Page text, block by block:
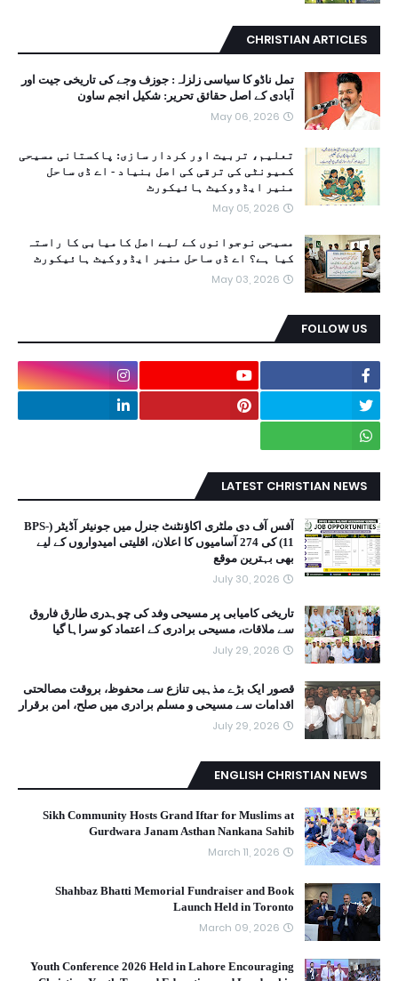
CHRISTIAN ARTICLES
تمل ناڈو کا سیاسی زلزلہ: جوزف وجے کی تاریخی جیت اور
آبادی کے اصل حقائق تحریر: شکیل انجم ساون
May 06, 2026
تعلیم، تربیت اور کردار سازی: پاکستانی مسیحی
کمیونٹی کی ترقی کی اصل بنیاد - اے ڈی ساحل
منیر ایڈووکیٹ ہائیکورٹ
May 05, 2026
مسیحی نوجوانوں کے لیے اصل کامیابی کا راستہ
کیا ہے؟ اے ڈی ساحل منیر ایڈووکیٹ ہائیکورٹ
May 03, 2026
FOLLOW US
LATEST CHRISTIAN NEWS
آفس آف دی ملٹری اکاؤنٹنٹ جنرل میں جونیئر آڈیٹر (BPS-
11) کی 274 آسامیوں کا اعلان، اقلیتی امیدواروں کے لیے
بھی بہترین موقع
July 30, 2026
تاریخی کامیابی پر مسیحی وفد کی چوہدری طارق فاروق
سے ملاقات، مسیحی برادری کے اعتماد کو سراہا گیا
July 29, 2026
قصور ایک بڑے مذہبی تنازع سے محفوظ، بروقت مصالحتی
اقدامات سے مسیحی و مسلم برادری میں صلح، امن برقرار
July 29, 2026
ENGLISH CHRISTIAN NEWS
Sikh Community Hosts Grand Iftar for Muslims at
Gurdwara Janam Asthan Nankana Sahib
March 11, 2026
Shahbaz Bhatti Memorial Fundraiser and Book
Launch Held in Toronto
March 09, 2026
Youth Conference 2026 Held in Lahore Encouraging